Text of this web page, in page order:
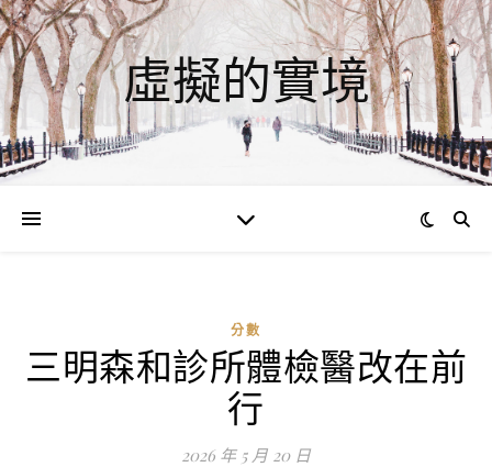
虛擬的實境
分數
三明森和診所體檢醫改在前
行
2026 年 5 月 20 日